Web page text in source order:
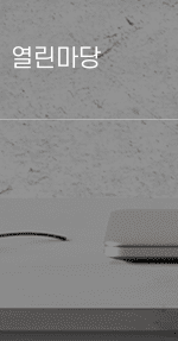
열린마당